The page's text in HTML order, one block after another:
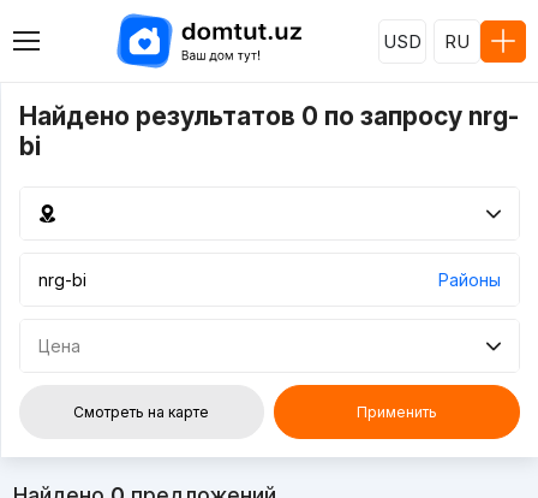
USD RU
Найдено результатов 0 по запросу nrg-
bi
Районы
Цена
Смотреть на карте Применить